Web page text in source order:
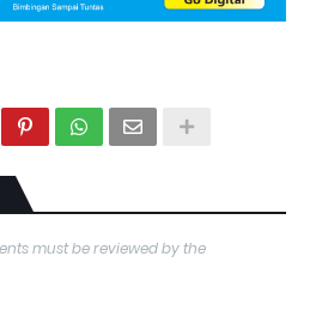
must be reviewed by the